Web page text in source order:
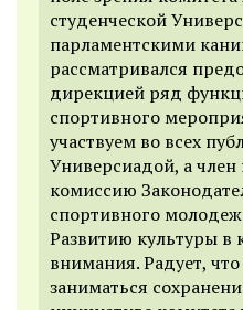
студенческой
парламентскими
рассматривался
дирекцией ряд
спортивного
участвуем во всех
Универсиадой, а член
комиссию
спортивного
Развитию культуры в
внимания. Радует,
заниматься